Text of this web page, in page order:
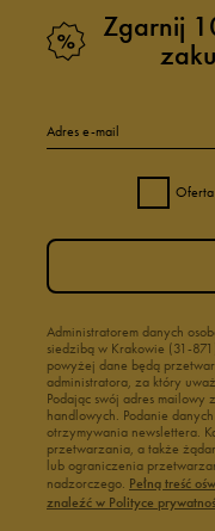
Zgarnij
Adres e-mail
Oferta
Administratorem danych
siedzibą w Krakowie (31-
powyżej dane będą
administratora, za który
Podając swój adres
handlowych. Podanie
otrzymywania newslettera.
przetwarzania, a także
lub ograniczenia
nadzorczego. Pełną treść
znaleźć w Polityce